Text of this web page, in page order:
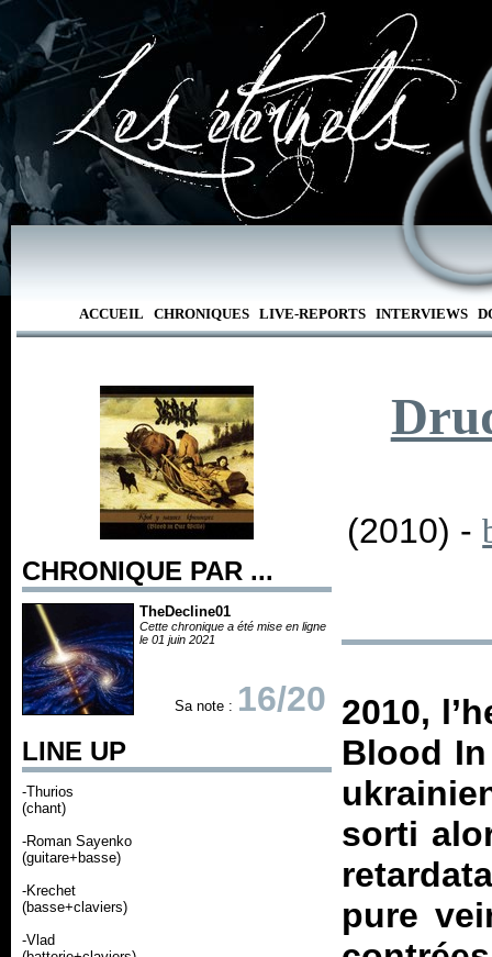
ACCUEIL CHRONIQUES LIVE-REPORTS INTERVIEWS
CHRONIQUE PAR ...
TheDecline01
Cette chronique a été mise en ligne
le 01 juin 2021
Sa note : 16/20
LINE UP
-Thurios
(chant)
-Roman Sayenko
(guitare+basse)
-Krechet
(basse+claviers)
-Vlad
(2010) -
2010,
Blood
sorti
pure